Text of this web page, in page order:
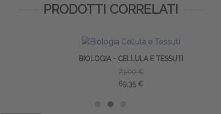
PRODOTTI CORRELATI
BIOLOGIA - CELLULA E TESSUTI
73,00 €
69,35 €